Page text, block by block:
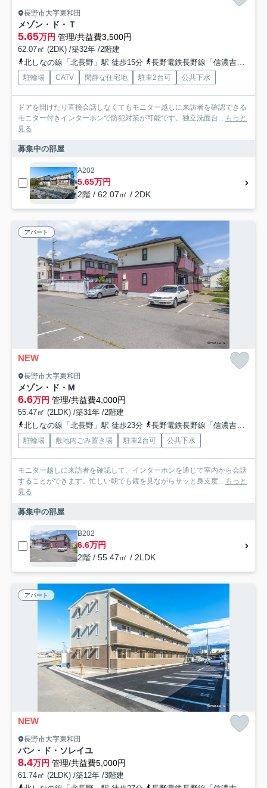
長野市大字東和田
メゾン・ド・Ｔ
5.65万円 管理/共益費3,500円
62.07㎡ (2DK) /築32年 /2階建
北しなの線「北長野」駅 徒歩15分
長野電鉄長野線「信濃吉田」駅 徒歩21分
駐輪場 CATV 閑静な住宅地 駐車2台可 公共下水
ドアを開けたり直接会話しなくてもモニター越しに来訪者を確認できる
モニター付きインターホンで防犯対策が可能です。独立洗面台... もっと
見る
募集中の部屋
A202
5.65万円
2階 / 62.07㎡ / 2DK
アパート
NEW
長野市大字東和田
メゾン・ド・M
6.6万円 管理/共益費4,000円
55.47㎡ (2LDK) /築31年 /2階建
北しなの線「北長野」駅 徒歩23分
長野電鉄長野線「信濃吉田」駅 徒歩25分
駐輪場 敷地内ごみ置き場 駐車2台可 公共下水
モニター越しに来訪者を確認して、インターホンを通じて室内から会話
することができます。忙しい朝でも鏡を見ながらサッと身支度... もっと
見る
募集中の部屋
B202
6.6万円
2階 / 55.47㎡ / 2LDK
アパート
NEW
長野市大字東和田
バン・ド・ソレイユ
8.4万円 管理/共益費5,000円
61.74㎡ (2LDK) /築12年 /3階建